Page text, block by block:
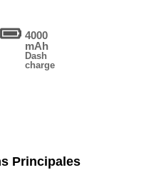
4000
mAh
Dash
charge
Principales